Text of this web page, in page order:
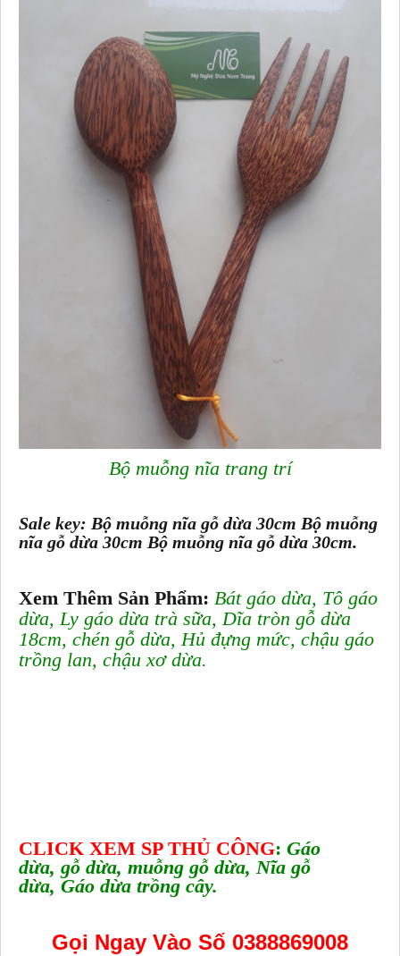
Bộ muỗng nĩa trang trí
Sale key: Bộ muỗng nĩa gỗ dừa 30cm Bộ muỗng
nĩa gỗ dừa 30cm Bộ muỗng nĩa gỗ dừa 30cm.
Xem Thêm Sản Phẩm: Bát gáo dừa, Tô gáo
dừa,Ly gáo dừa trà sữa,Dĩa tròn gỗ dừa
18cm, chén gỗ dừa,Hủ đựng mức, chậu gáo
trồng lan, chậu xơ dừa.
CLICK XEM SP THỦ CÔNG: Gáo
dừa, gỗ dừa, muỗng gỗ dừa,Nĩa gỗ
dừa, Gáo dừa trồng cây.
Gọi Ngay Vào Số 0388869008